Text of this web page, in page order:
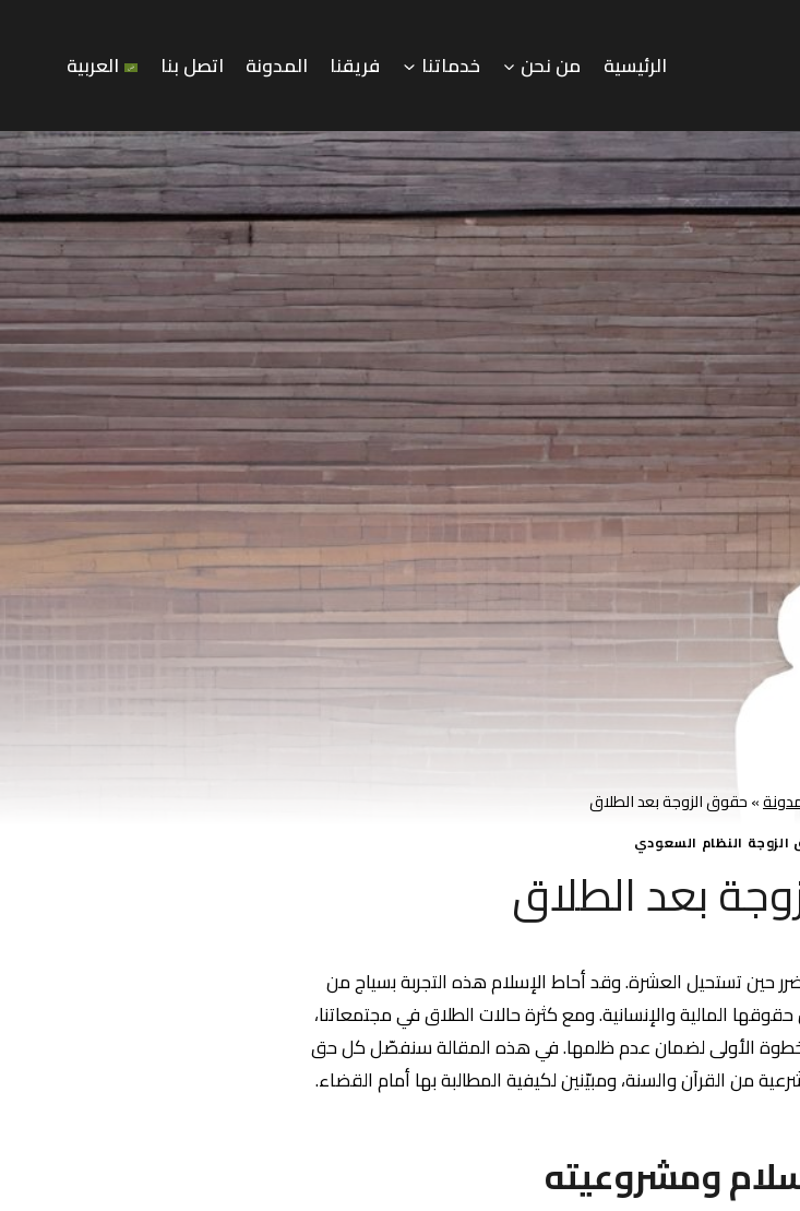
الرئيسية من نحن خدماتنا فريقنا المدونة اتصل بنا العربية
»حقوق الزوجة بعد الطلاق
النظام السعودي
بعد الطلاق
حين تستحيل العشرة. وقد أحاط الإسلام هذه التجربة بسياج من
المالية والإنسانية. ومع كثرة حالات الطلاق في مجتمعاتنا،
الأولى لضمان عدم ظلمها. في هذه المقالة سنفصّل كل حق
من القرآن والسنة، ومبيّنين لكيفية المطالبة بها أمام القضاء.